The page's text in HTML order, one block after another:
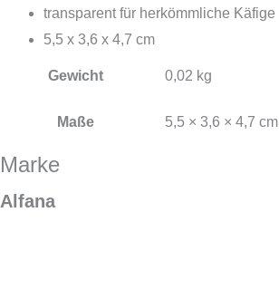
transparent für herkömmliche Käfige
5,5 x 3,6 x 4,7 cm
Gewicht 0,02 kg
Maße 5,5 × 3,6 × 4,7 cm
Marke
Alfana